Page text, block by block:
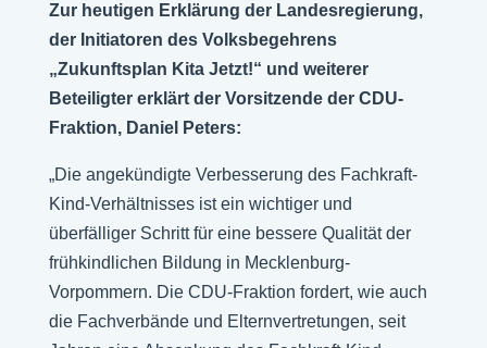
Zur heutigen Erklärung der Landesregierung,
der Initiatoren des Volksbegehrens
„Zukunftsplan Kita Jetzt!“ und weiterer
Beteiligter erklärt der Vorsitzende der CDU-
Fraktion, Daniel Peters:
„Die angekündigte Verbesserung des Fachkraft-
Kind-Verhältnisses ist ein wichtiger und
überfälliger Schritt für eine bessere Qualität der
frühkindlichen Bildung in Mecklenburg-
Vorpommern. Die CDU-Fraktion fordert, wie auch
die Fachverbände und Elternvertretungen, seit